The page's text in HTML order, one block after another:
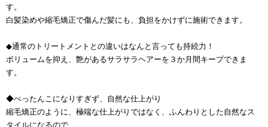
す。
白髪染めや縮毛矯正で傷んだ髪にも、負担をかけずに施術できます。
◆通常のトリートメントとの違いはなんと言っても持続力！
ボリュームを抑え、艶があるサラサラヘアーを３か月間キープできま
す。
◆ぺったんこになりすぎず、自然な仕上がり
縮毛矯正のように、極端な仕上がりではなく、ふんわりとした自然なス
タイルになるので